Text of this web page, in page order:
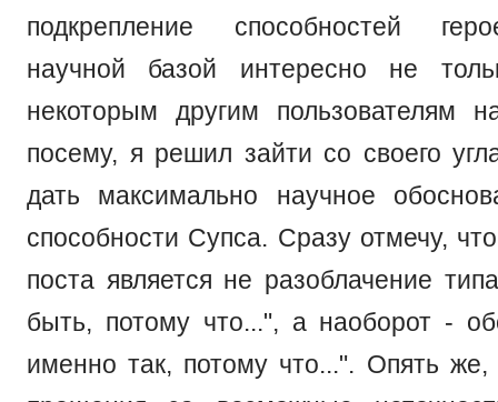
подкрепление способностей
научной базой интересно не
некоторым другим пользователям
посему, я решил зайти со своего
дать максимально научное
способности Супса. Сразу отмечу,
поста является не разоблачение
быть, потому что...", а наоборот -
именно так, потому что...". Опять